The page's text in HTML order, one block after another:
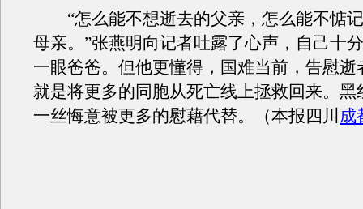
“怎么能不想逝去的父亲，怎么能不惦
母亲。”张燕明向记者吐露了心声，自己十
一眼爸爸。但他更懂得，国难当前，告慰逝
就是将更多的同胞从死亡线上拯救回来。黑
一丝悔意被更多的慰藉代替。（本报四川 成